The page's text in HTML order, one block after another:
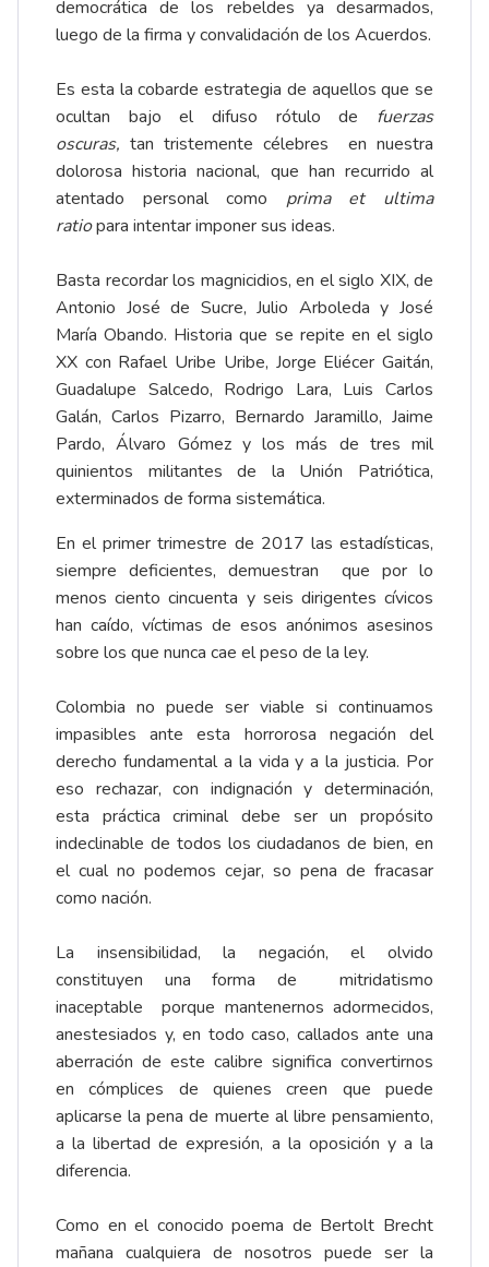
democrática de los rebeldes ya desarmados,
luego de la firma y convalidación de los Acuerdos.
Es esta la cobarde estrategia de aquellos que se
ocultan bajo el difuso rótulo de fuerzas
oscuras, tan tristemente célebres en nuestra
dolorosa historia nacional, que han recurrido al
atentado personal como prima et ultima
ratiopara intentar imponer sus ideas.
Basta recordar los magnicidios, en el siglo XIX, de
Antonio José de Sucre, Julio Arboleda y José
María Obando. Historia que se repite en el siglo
XX con Rafael Uribe Uribe, Jorge Eliécer Gaitán,
Guadalupe Salcedo, Rodrigo Lara, Luis Carlos
Galán, Carlos Pizarro, Bernardo Jaramillo, Jaime
Pardo, Álvaro Gómez y los más de tres mil
quinientos militantes de la Unión Patriótica,
exterminados de forma sistemática.
En el primer trimestre de 2017 las estadísticas,
siempre deficientes, demuestran que por lo
menos ciento cincuenta y seis dirigentes cívicos
han caído, víctimas de esos anónimos asesinos
sobre los que nunca cae el peso de la ley.
Colombia no puede ser viable si continuamos
impasibles ante esta horrorosa negación del
derecho fundamental a la vida y a la justicia. Por
eso rechazar, con indignación y determinación,
esta práctica criminal debe ser un propósito
indeclinable de todos los ciudadanos de bien, en
el cual no podemos cejar, so pena de fracasar
como nación.
La insensibilidad, la negación, el olvido
constituyen una forma de mitridatismo
inaceptable porque mantenernos adormecidos,
anestesiados y, en todo caso, callados ante una
aberración de este calibre significa convertirnos
en cómplices de quienes creen que puede
aplicarse la pena de muerte al libre pensamiento,
a la libertad de expresión, a la oposición y a la
diferencia.
Como en el conocido poema de Bertolt Brecht
mañana cualquiera de nosotros puede ser la